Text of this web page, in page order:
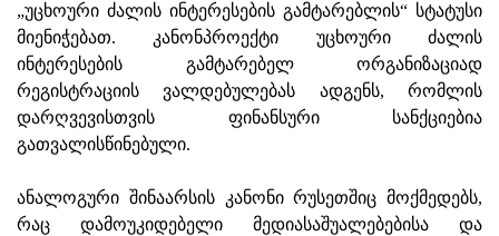
„უცხოური ძალის ინტერესების გამტარებლის“ სტატუსი
მიენიჭებათ. კანონპროექტი უცხოური ძალის
ინტერესების გამტარებელ ორგანიზაციად
რეგისტრაციის ვალდებულებას ადგენს, რომლის
დარღვევისთვის ფინანსური სანქციებია
გათვალისწინებული.
ანალოგური შინაარსის კანონი რუსეთშიც მოქმედებს,
რაც დამოუკიდებელი მედიასაშუალებებისა და